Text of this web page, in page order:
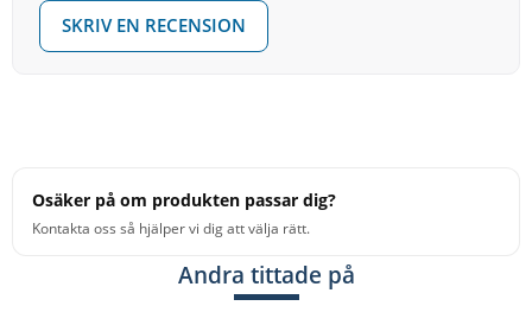
SKRIV EN RECENSION
Osäker på om produkten passar dig?
Kontakta oss så hjälper vi dig att välja rätt.
Andra tittade på